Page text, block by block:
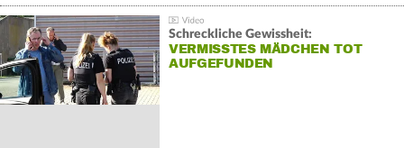
Schreckliche Gewissheit:
VERMISSTES MÄDCHEN TOT
AUFGEFUNDEN